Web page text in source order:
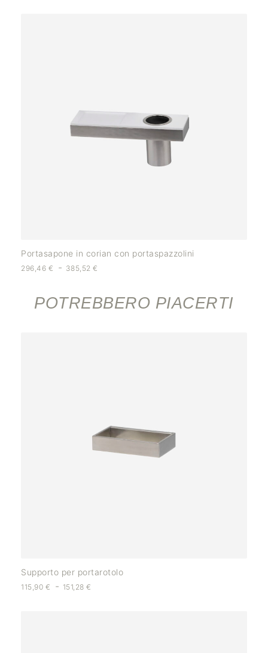
Portasapone in corian con portaspazzolini
296,46 € - 385,52€
POTREBBERO PIACERTI
Supporto per portarotolo
115,90 € - 151,28€